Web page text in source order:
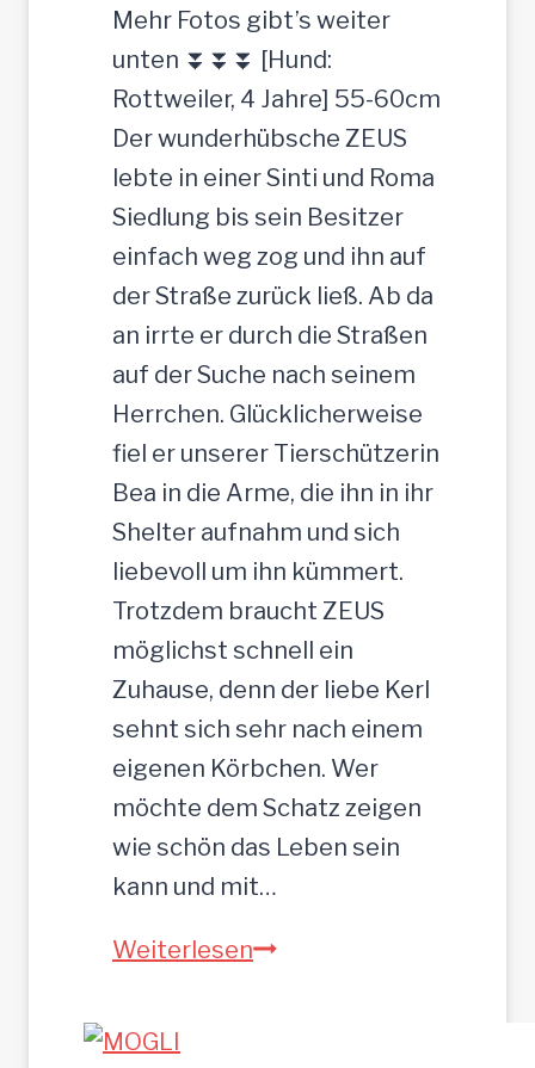
u
c
t
s
c
e
r
J
u
n
g
-
R
ü
d
e
,
3
5
c
m
Mehr Fotos gibt’s weiter
unten ⏬⏬⏬ [Hund:
Rottweiler, 4 Jahre] 55-60cm
Der wunderhübsche ZEUS
lebte in einer Sinti und Roma
Siedlung bis sein Besitzer
einfach weg zog und ihn auf
der Straße zurück ließ. Ab da
an irrte er durch die Straßen
auf der Suche nach seinem
Herrchen. Glücklicherweise
fiel er unserer Tierschützerin
Bea in die Arme, die ihn in ihr
Shelter aufnahm und sich
liebevoll um ihn kümmert.
Trotzdem braucht ZEUS
möglichst schnell ein
Zuhause, denn der liebe Kerl
sehnt sich sehr nach einem
eigenen Körbchen. Wer
möchte dem Schatz zeigen
wie schön das Leben sein
kann und mit…
WeiterlesenZ